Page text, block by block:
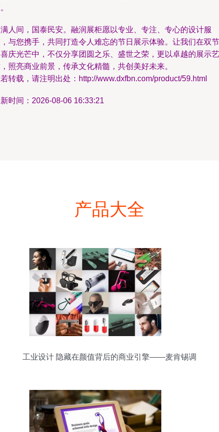
人间，国泰民安。融润展柜愿以专业、专注、专心的设计服
与您携手，共同打造令人难忘的节日展示体验。让我们在双节
庆光芒中，不仅分享团圆之乐、盛世之荣，更以卓越的展示艺
照亮商业前景，传承文化精髓，共创美好未来。
转载，请注明出处：http://www.dxfbn.com/product/59.html
时间：2026-08-06 16:33:21
产品大全
工业设计 隐藏在颜值背后的商业引擎——麦肯锡调